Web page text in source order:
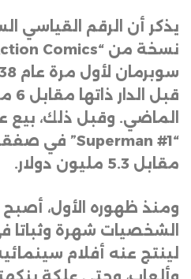
يذكر أن الرقم القياسي
نسخة من “Action Comics
الماضي. وقبل ذلك، بيع
“Superman #1”
مقابل 5.3 مليون دولار
.
ومنذ ظهوره الأول، أصبح
الشخصيات شهرة وثباتا
لينتج عنه أفلام